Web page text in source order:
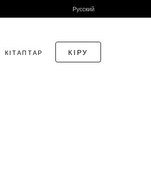
Русский
КІТАПТАР КІРУ